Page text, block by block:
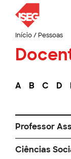
Início/ Pessoas
A B C D
Professor
Ciências